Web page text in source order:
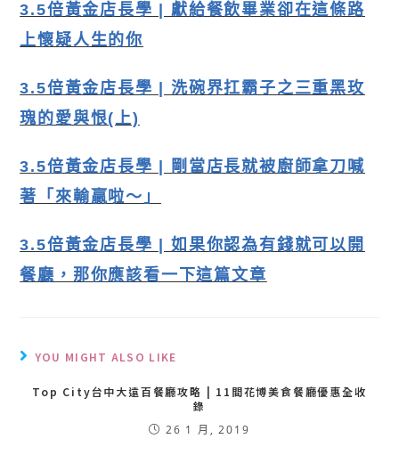
3.5倍黃金店長學 | 獻給餐飲畢業卻在這條路
上懷疑人生的你
3.5倍黃金店長學 | 洗碗界扛霸子之三重黑玫
瑰的愛與恨(上)
3.5倍黃金店長學 | 剛當店長就被廚師拿刀喊
著「來輸贏啦～」
3.5倍黃金店長學 | 如果你認為有錢就可以開
餐廳，那你應該看一下這篇文章
YOU MIGHT ALSO LIKE
Top City台中大遠百餐廳攻略 | 11間花博美食餐廳優惠全收
錄
26 1 月, 2019